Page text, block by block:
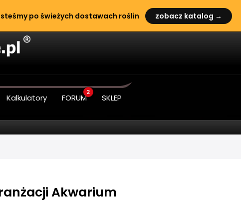
po świeżych dostawach roślin zobacz katalog →
Kalkulatory FORUM
2
SKLEP
Akwarium